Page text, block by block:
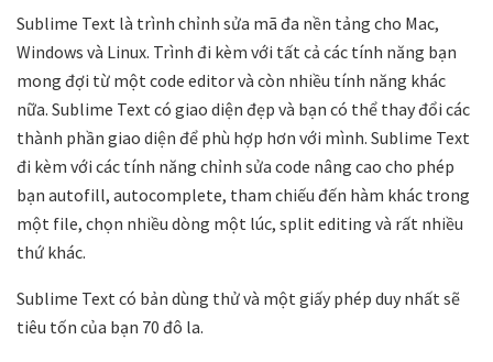
Sublime Text là trình chỉnh sửa mã đa nền tảng cho Mac,
Windows và Linux. Trình đi kèm với tất cả các tính năng bạn
mong đợi từ một code editor và còn nhiều tính năng khác
nữa. Sublime Text có giao diện đẹp và bạn có thể thay đổi các
thành phần giao diện để phù hợp hơn với mình. Sublime Text
đi kèm với các tính năng chỉnh sửa code nâng cao cho phép
bạn autofill, autocomplete, tham chiếu đến hàm khác trong
một file, chọn nhiều dòng một lúc, split editing và rất nhiều
thứ khác.
Sublime Text có bản dùng thử và một giấy phép duy nhất sẽ
tiêu tốn của bạn 70 đô la.